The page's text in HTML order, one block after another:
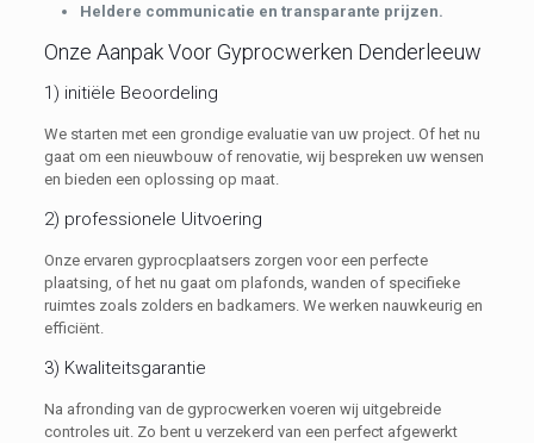
Heldere communicatie en transparante prijzen.
Onze Aanpak Voor Gyprocwerken Denderleeuw
1) initiële Beoordeling
We starten met een grondige evaluatie van uw project. Of het nu
gaat om een nieuwbouw of renovatie, wij bespreken uw wensen
en bieden een oplossing op maat.
2) professionele Uitvoering
Onze ervaren gyprocplaatsers zorgen voor een perfecte
plaatsing, of het nu gaat om plafonds, wanden of specifieke
ruimtes zoals zolders en badkamers. We werken nauwkeurig en
efficiënt.
3) Kwaliteitsgarantie
Na afronding van de gyprocwerken voeren wij uitgebreide
controles uit. Zo bent u verzekerd van een perfect afgewerkt